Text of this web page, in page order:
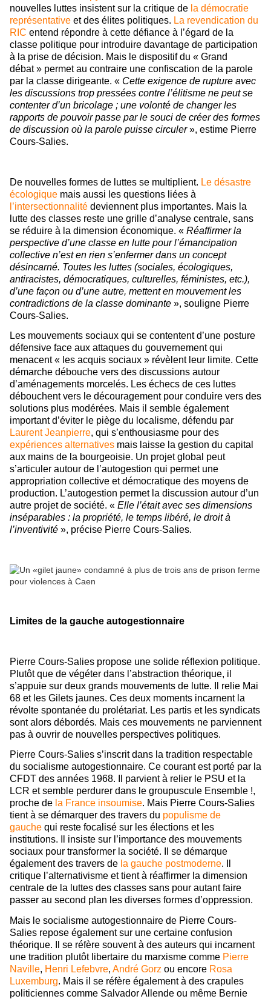
nouvelles luttes insistent sur la critique de la démocratie
représentative et des élites politiques. La revendication du
RIC entend répondre à cette défiance à l’égard de la
classe politique pour introduire davantage de participation
à la prise de décision. Mais le dispositif du « Grand
débat » permet au contraire une confiscation de la parole
par la classe dirigeante. « Cette exigence de rupture avec
les discussions trop pressées contre l’élitisme ne peut se
contenter d’un bricolage ; une volonté de changer les
rapports de pouvoir passe par le souci de créer des formes
de discussion où la parole puisse circuler», estime Pierre
Cours-Salies.
De nouvelles formes de luttes se multiplient. Le désastre
écologique mais aussi les questions liées à
l’intersectionnalité deviennent plus importantes. Mais la
lutte des classes reste une grille d’analyse centrale, sans
se réduire à la dimension économique. « Réaffirmer la
perspective d’une classe en lutte pour l’émancipation
collective n’est en rien s’enfermer dans un concept
désincarné. Toutes les luttes (sociales, écologiques,
antiracistes, démocratiques, culturelles, féministes, etc.),
d’une façon ou d’une autre, mettent en mouvement les
contradictions de la classe dominante », souligne Pierre
Cours-Salies.
Les mouvements sociaux qui se contentent d’une posture
défensive face aux attaques du gouvernement qui
menacent « les acquis sociaux » révèlent leur limite. Cette
démarche débouche vers des discussions autour
d’aménagements morcelés. Les échecs de ces luttes
débouchent vers le découragement pour conduire vers des
solutions plus modérées. Mais il semble également
important d’éviter le piège du localisme, défendu par
Laurent Jeanpierre, qui s’enthousiasme pour des
expériences alternatives mais laisse la gestion du capital
aux mains de la bourgeoisie. Un projet global peut
s’articuler autour de l’autogestion qui permet une
appropriation collective et démocratique des moyens de
production. L’autogestion permet la discussion autour d’un
autre projet de société. « Elle l’était avec ses dimensions
inséparables : la propriété, le temps libéré, le droit à
l’inventivité », précise Pierre Cours-Salies.
Limites de la gauche autogestionnaire
Pierre Cours-Salies propose une solide réflexion politique.
Plutôt que de végéter dans l’abstraction théorique, il
s’appuie sur deux grands mouvements de lutte. Il relie Mai
68 et les Gilets jaunes. Ces deux moments incarnent la
révolte spontanée du prolétariat. Les partis et les syndicats
sont alors débordés. Mais ces mouvements ne parviennent
pas à ouvrir de nouvelles perspectives politiques.
Pierre Cours-Salies s’inscrit dans la tradition respectable
du socialisme autogestionnaire. Ce courant est porté par la
CFDT des années 1968. Il parvient à relier le PSU et la
LCR et semble perdurer dans le groupuscule Ensemble !,
proche de la France insoumise. Mais Pierre Cours-Salies
tient à se démarquer des travers du populisme de
gauche qui reste focalisé sur les élections et les
institutions. Il insiste sur l’importance des mouvements
sociaux pour transformer la société. Il se démarque
également des travers de la gauche postmoderne. Il
critique l’alternativisme et tient à réaffirmer la dimension
centrale de la luttes des classes sans pour autant faire
passer au second plan les diverses formes d’oppression.
Mais le socialisme autogestionnaire de Pierre Cours-
Salies repose également sur une certaine confusion
théorique. Il se réfère souvent à des auteurs qui incarnent
une tradition plutôt libertaire du marxisme comme Pierre
Naville, Henri Lefebvre, André Gorz ou encore Rosa
Luxemburg. Mais il se réfère également à des crapules
politiciennes comme Salvador Allende ou même Bernie